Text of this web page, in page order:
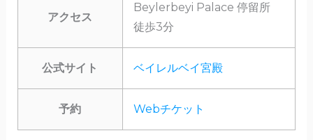
アクセス
Beylerbeyi Palace 停留所
徒歩3分
公式サイト ベイレルベイ宮殿
予約 Webチケット